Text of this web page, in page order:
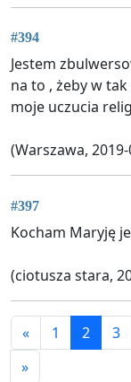
#394
Jestem
na to , żeby w
moje uczucia
(Warszawa,
#397
Kocham Maryję
(ciotusza stara,
« 1 2 3
»